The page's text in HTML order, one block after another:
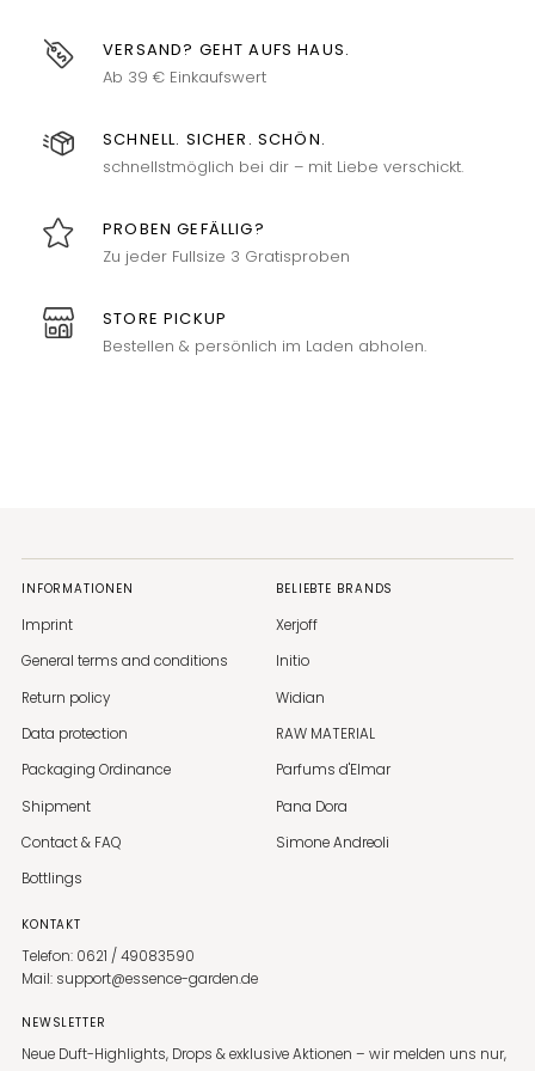
VERSAND? GEHT AUFS HAUS.
Ab 39 € Einkaufswert
SCHNELL. SICHER. SCHÖN.
schnellstmöglich bei dir – mit Liebe verschickt.
PROBEN GEFÄLLIG?
Zu jeder Fullsize 3 Gratisproben
STORE PICKUP
Bestellen & persönlich im Laden abholen.
INFORMATIONEN
Imprint
General terms and conditions
Return policy
Data protection
Packaging Ordinance
Shipment
Contact & FAQ
Bottlings
BELIEBTE BRANDS
Xerjoff
Initio
Widian
RAW MATERIAL
Parfums d'Elmar
Pana Dora
Simone Andreoli
KONTAKT
Telefon: 0621 / 49083590
Mail: support@essence-garden.de
NEWSLETTER
Neue Duft-Highlights, Drops & exklusive Aktionen – wir melden uns nur,